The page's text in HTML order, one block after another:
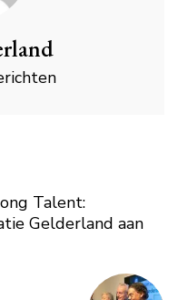
Talent:
Gelderland aan